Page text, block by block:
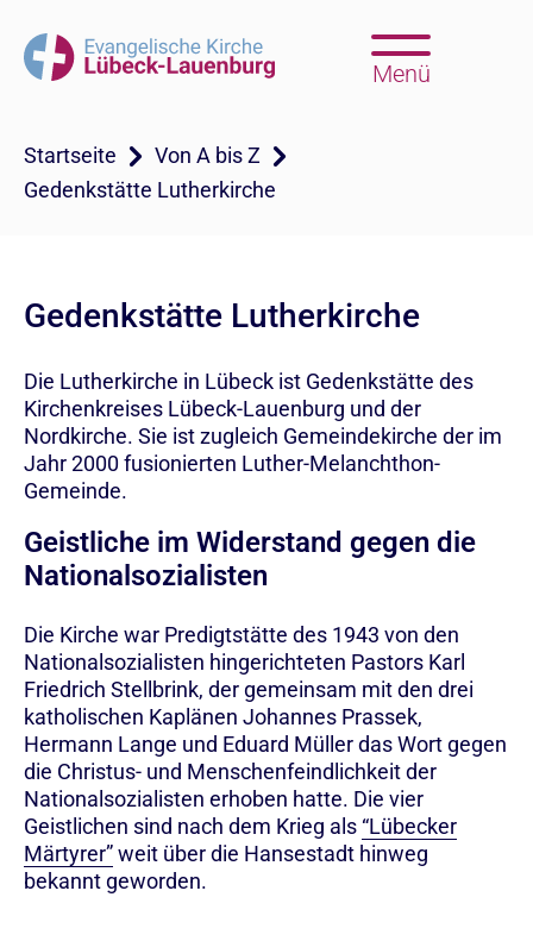
Menü
Startseite
Von A bis Z
Gedenkstätte Lutherkirche
Gedenkstätte Lutherkirche
Die Lutherkirche in Lübeck ist Gedenkstätte des
Kirchenkreises Lübeck-Lauenburg und der
Nordkirche. Sie ist zugleich Gemeindekirche der im
Jahr 2000 fusionierten Luther-Melanchthon-
Gemeinde.
Geistliche im Widerstand gegen die
Nationalsozialisten
Die Kirche war Predigtstätte des 1943 von den
Nationalsozialisten hingerichteten Pastors Karl
Friedrich Stellbrink, der gemeinsam mit den drei
katholischen Kaplänen Johannes Prassek,
Hermann Lange und Eduard Müller das Wort gegen
die Christus- und Menschenfeindlichkeit der
Nationalsozialisten erhoben hatte. Die vier
Geistlichen sind nach dem Krieg als “Lübecker
Märtyrer”weit über die Hansestadt hinweg
bekannt geworden.